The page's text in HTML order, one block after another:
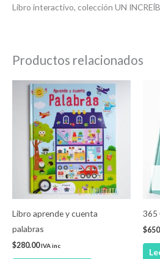
Libro interactivo, colección UN
Productos relacionados
Libro aprende y cuenta
palabras
$280.00IVA inc
365
$